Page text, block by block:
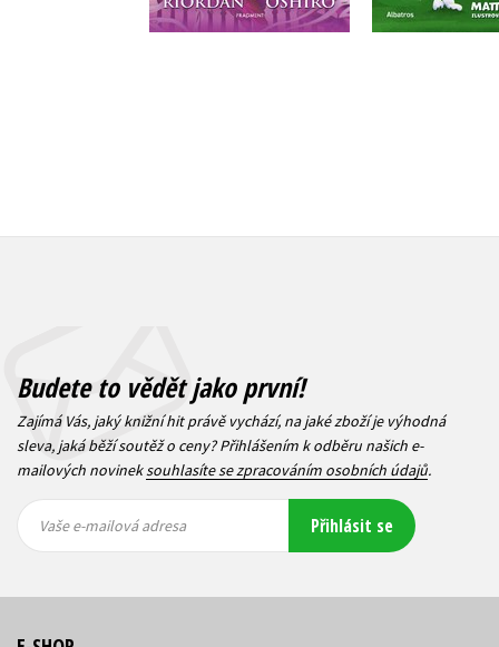
239 Kč
Budete to vědět jako první!
Zajímá Vás, jaký knižní hit právě vychází, na jaké zboží je výhodná
sleva, jaká běží soutěž o ceny? Přihlášením k odběru našich e-
mailových novineksouhlasíte se zpracováním osobních údajů.
mailová
mailová
Vaše e-mailová adresa Přihlásit se